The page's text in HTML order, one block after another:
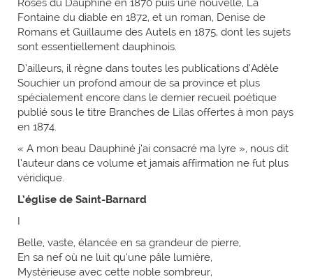
Roses du Dauphiné en 1870 puis une nouvelle, La
Fontaine du diable en 1872, et un roman, Denise de
Romans et Guillaume des Autels en 1875, dont les sujets
sont essentiellement dauphinois.
D’ailleurs, il règne dans toutes les publications d’Adèle
Souchier un profond amour de sa province et plus
spécialement encore dans le dernier recueil poétique
publié sous le titre Branches de Lilas offertes à mon pays
en 1874.
« A mon beau Dauphiné j’ai consacré ma lyre », nous dit
l’auteur dans ce volume et jamais affirmation ne fut plus
véridique.
L’église de Saint-Barnard
I
Belle, vaste, élancée en sa grandeur de pierre,
En sa nef où ne luit qu’une pâle lumière,
Mystérieuse avec cette noble sombreur,